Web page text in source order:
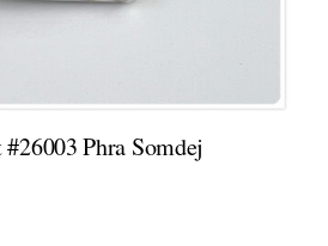
Phra Somdej